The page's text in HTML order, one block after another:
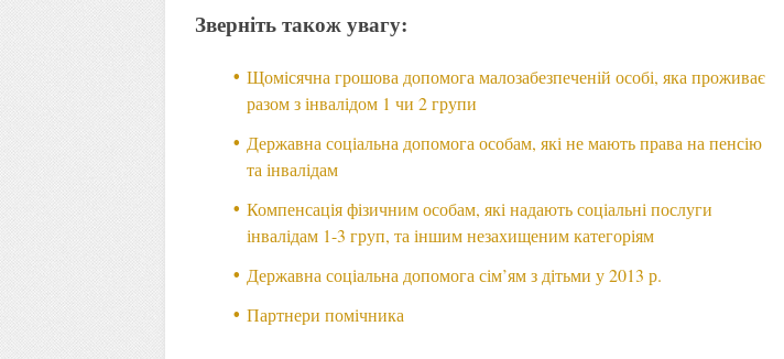
Зверніть також увагу:
Щомісячна грошова допомога малозабезпеченій особі, яка проживає
разом з інвалідом 1 чи 2 групи
Державна соціальна допомога особам, які не мають права на пенсію
та інвалідам
Компенсація фізичним особам, які надають соціальні послуги
інвалідам 1-3 груп, та іншим незахищеним категоріям
Державна соціальна допомога сім’ям з дітьми у 2013 р.
Партнери помічника